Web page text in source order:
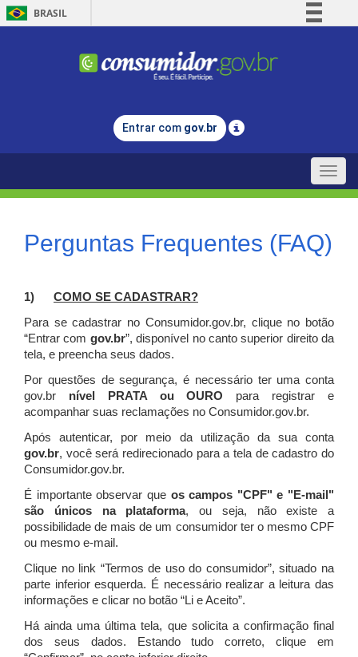
BRASIL
Comunica BR
Legislação
Entrar com gov.br
Toggle
Perguntas Frequentes (FAQ)
1) COMO SE CADASTRAR?
Para se cadastrar no Consumidor.gov.br, clique no botão
“Entrar com gov.br”, disponível no canto superior direito da
tela, e preencha seus dados.
Por questões de segurança, é necessário ter uma conta
gov.br nível PRATA ou OURO para registrar e
acompanhar suas reclamações no Consumidor.gov.br.
Após autenticar, por meio da utilização da sua conta
gov.br, você será redirecionado para a tela de cadastro do
Consumidor.gov.br.
É importante observar que os campos "CPF" e "E-mail"
são únicos na plataforma, ou seja, não existe a
possibilidade de mais de um consumidor ter o mesmo CPF
ou mesmo e-mail.
Clique no link “Termos de uso do consumidor”, situado na
parte inferior esquerda. É necessário realizar a leitura das
informações e clicar no botão “Li e Aceito”.
Há ainda uma última tela, que solicita a confirmação final
dos seus dados. Estando tudo correto, clique em